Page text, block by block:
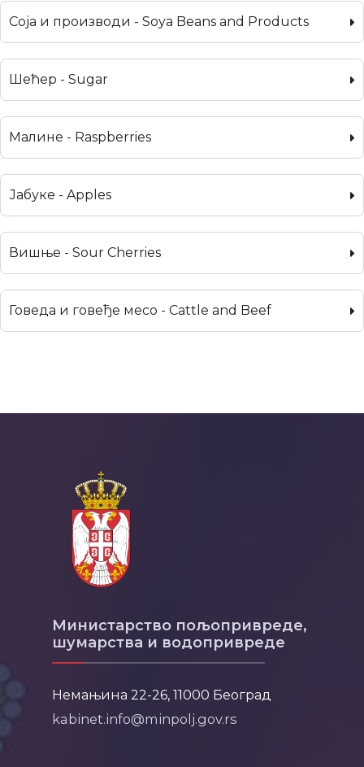
Соја и производи - Soya Beans and Products
Шећер - Sugar
Малине - Raspberries
Јабуке - Apples
Вишње - Sour Cherries
Говеда и говеђе месо - Cattle and Beef
Министарство пољопривреде,
шумарства и водопривреде
Немањина 22-26, 11000 Београд
kabinet.info@minpolj.gov.rs